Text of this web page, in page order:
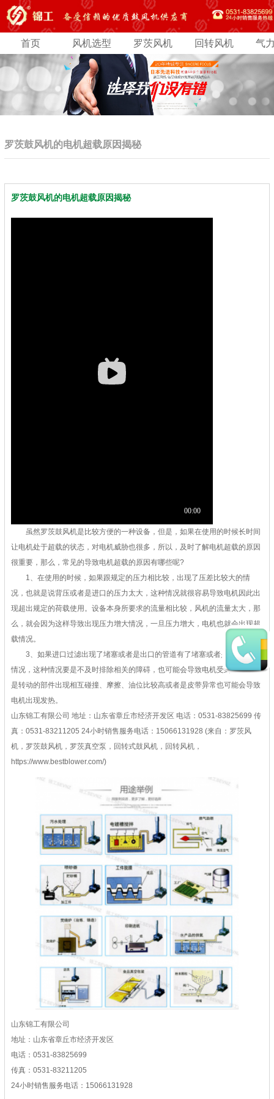
首页 风机选型 罗茨风机 回转风机 气
罗茨鼓风机的电机超载原因揭秘
罗茨鼓风机的电机超载原因揭秘
虽然罗茨鼓风机是比较方便的一种设备，但是，如果在使用的时候长时间
让电机处于超载的状态，对电机威胁也很多，所以，及时了解电机超载的原因
很重要，那么，常见的导致电机超载的原因有哪些呢?
1、在使用的时候，如果跟规定的压力相比较，出现了压差比较大的情
况，也就是说背压或者是进口的压力太大，这种情况就很容易导致电机因此出
现超出规定的荷载使用。设备本身所要求的流量相比较，风机的流量太大，那
么，就会因为这样导致出现压力增大情况，一旦压力增大，电机也就会出现超
载情况。
3、如果进口过滤出现了堵塞或者是出口的管道有了堵塞或者是有了障碍
情况，这种情况要是不及时排除相关的障碍，也可能会导致电机受到影响。要
是转动的部件出现相互碰撞、摩擦、油位比较高或者是皮带异常也可能会导致
电机出现发热。
山东锦工有限公司 地址：山东省章丘市经济开发区 电话：0531-83825699 传
真：0531-83211205 24小时销售服务电话：15066131928 (来自：罗茨风
机，罗茨鼓风机，罗茨真空泵，回转式鼓风机，回转风机，
https://www.bestblower.com/)
山东锦工有限公司
地址：山东省章丘市经济开发区
电话：0531-83825699
传真：0531-83211205
24小时销售服务电话：15066131928